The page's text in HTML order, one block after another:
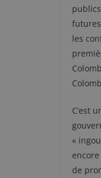
les
C’est
«
de